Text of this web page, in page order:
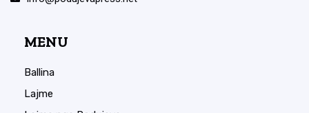
MENU
Ballina
Lajme